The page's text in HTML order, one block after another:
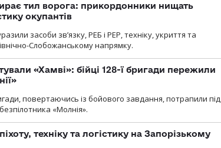
тил ворога: прикордонники нищать
окупантів
засоби зв’язку, РЕБ і РЕР, техніку, укриття та
Слобожанському напрямку.
«Хамві»: бійці 128-ї бригади пережили
повертаючись із бойового завдання, потрапили під
«Молнія».
техніку та логістику на Запорізькому